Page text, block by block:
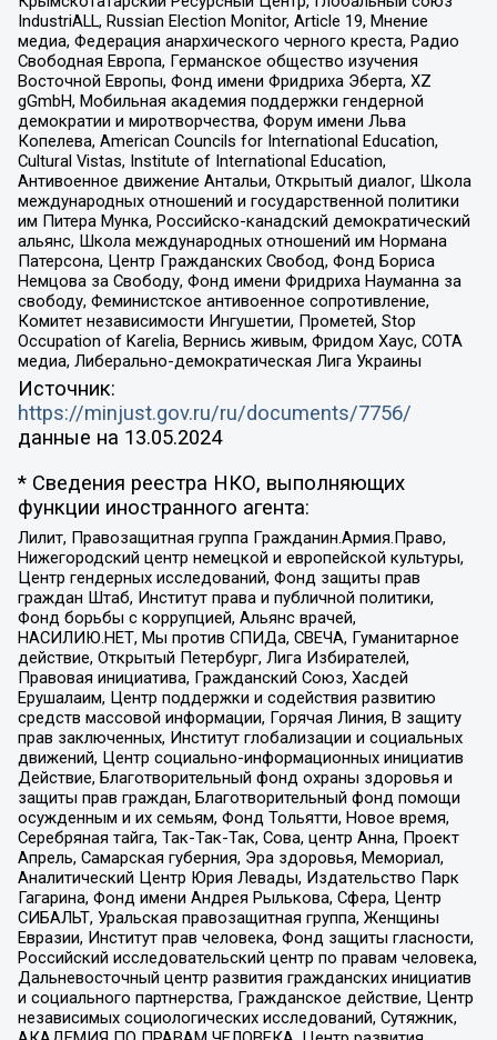
IndustriALL, Russian Election Monitor, Article 19, Мнение
медиа, Федерация анархического черного креста, Радио
Свободная Европа, Германское общество изучения
Восточной Европы, Фонд имени Фридриха Эберта, XZ
gGmbH, Мобильная академия поддержки гендерной
демократии и миротворчества, Форум имени Льва
Копелева, American Councils for International Education,
Cultural Vistas, Institute of International Education,
Антивоенное движение Антальи, Открытый диалог, Школа
международных отношений и государственной политики
им Питера Мунка, Российско-канадский демократический
альянс, Школа международных отношений им Нормана
Патерсона, Центр Гражданских Свобод, Фонд Бориса
Немцова за Свободу, Фонд имени Фридриха Науманна за
свободу, Феминистское антивоенное сопротивление,
Комитет независимости Ингушетии, Прометей, Stop
Occupation of Karelia, Вернись живым, Фридом Хаус, СОТА
медиа, Либерально-демократическая Лига Украины
Источник:
https://minjust.gov.ru/ru/documents/7756/
данные на 13.05.2024
* Сведения реестра НКО, выполняющих
функции иностранного агента:
Лилит, Правозащитная группа Гражданин.Армия.Право,
Нижегородский центр немецкой и европейской культуры,
Центр гендерных исследований, Фонд защиты прав
граждан Штаб, Институт права и публичной политики,
Фонд борьбы с коррупцией, Альянс врачей,
НАСИЛИЮ.НЕТ, Мы против СПИДа, СВЕЧА, Гуманитарное
действие, Открытый Петербург, Лига Избирателей,
Правовая инициатива, Гражданский Союз, Хасдей
Ерушалаим, Центр поддержки и содействия развитию
средств массовой информации, Горячая Линия, В защиту
прав заключенных, Институт глобализации и социальных
движений, Центр социально-информационных инициатив
Действие, Благотворительный фонд охраны здоровья и
защиты прав граждан, Благотворительный фонд помощи
осужденным и их семьям, Фонд Тольятти, Новое время,
Серебряная тайга, Так-Так-Так, Сова, центр Анна, Проект
Апрель, Самарская губерния, Эра здоровья, Мемориал,
Аналитический Центр Юрия Левады, Издательство Парк
Гагарина, Фонд имени Андрея Рылькова, Сфера, Центр
СИБАЛЬТ, Уральская правозащитная группа, Женщины
Евразии, Институт прав человека, Фонд защиты гласности,
Российский исследовательский центр по правам человека,
Дальневосточный центр развития гражданских инициатив
и социального партнерства, Гражданское действие, Центр
независимых социологических исследований, Сутяжник,